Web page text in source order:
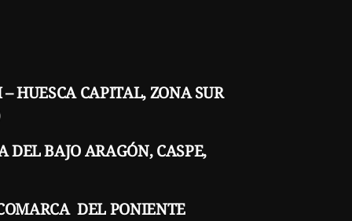
HUESCA CAPITAL, ZONA SUR
BAJO ARAGÓN, CASPE,
DEL PONIENTE